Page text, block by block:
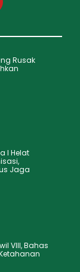
Rusak
I Helat
Jaga
VIII, Bahas